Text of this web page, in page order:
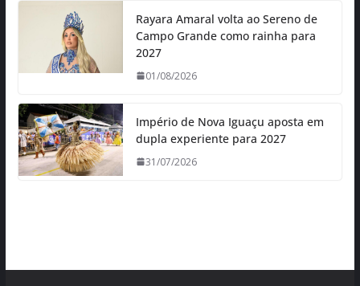
Rayara Amaral volta ao Sereno de
Campo Grande como rainha para
2027
01/08/2026
Império de Nova Iguaçu aposta em
dupla experiente para 2027
31/07/2026